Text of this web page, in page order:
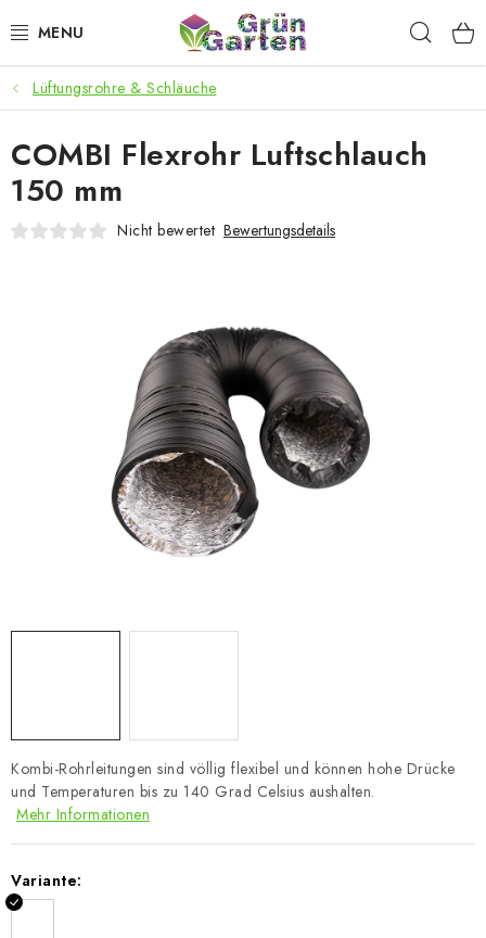
Inhalt
ANGEBOTE
LED PFLANZENLAMPEN
ANBAUBEDARF FÜR DEN HEIMANBAU
SMARTER GARTEN
Geschäftsbewertung Kaufberatung AGB
Blog
Datenschutzerklärung Impressum
Lüftungsrohre & Schläuche
Kombi-Rohrleitungen sind völlig flexibel und können hohe Drücke
und Temperaturen bis zu 140 Grad Celsius aushalten.
Mehr Informationen
Variante:
COMBI Flexrohr Luftschlauch
150 mm
Nicht bewertet Bewertungsdetails